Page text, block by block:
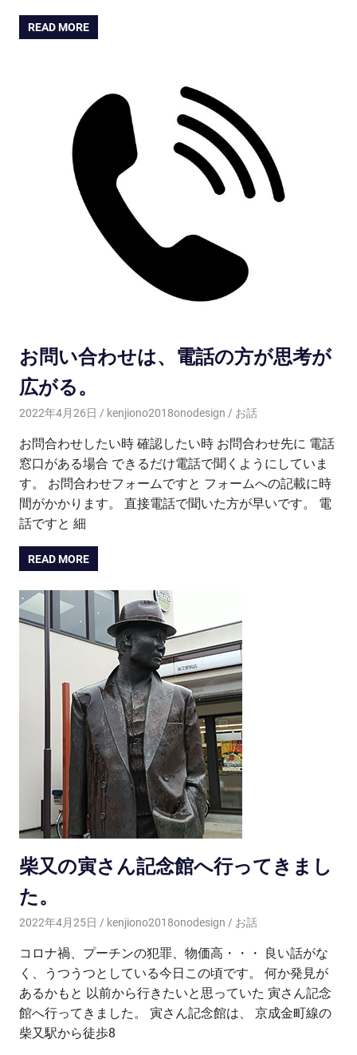
READ MORE
お問い合わせは、電話の方が思考が
広がる。
2022年4月26日 kenjiono2018onodesign お話
お問合わせしたい時 確認したい時 お問合わせ先に 電話
窓口がある場合 できるだけ電話で聞くようにしていま
す。 お問合わせフォームですと フォームへの記載に時
間がかかります。 直接電話で聞いた方が早いです。 電
話ですと 細
READ MORE
柴又の寅さん記念館へ行ってきまし
た。
2022年4月25日 kenjiono2018onodesign お話
コロナ禍、プーチンの犯罪、物価高・・・ 良い話がな
く、うつうつとしている今日この頃です。 何か発見が
あるかもと 以前から行きたいと思っていた 寅さん記念
館へ行ってきました。 寅さん記念館は、 京成金町線の
柴又駅から徒歩8